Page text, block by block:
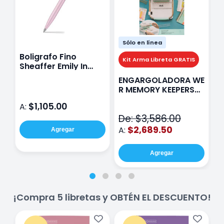
Boligrafo Fino
Sheaffer Emily In
A: $1,105.00
Agregar
Sólo en línea
Kit Arma Libreta GRATIS
ENGARGOLADORA WE
R MEMORY KEEPERS
De: $3,586.00
A: $2,689.50
Agregar
¡Compra 5 libretas y OBTÉN EL DESCUENTO!